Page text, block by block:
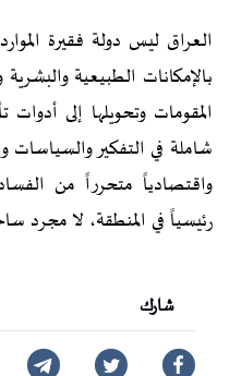
العراق ليس دولة فقيرة
بالإمكانات الطبيعية
المقومات وتحويلها إلى
شاملة في التفكير والسياسات
واقتصادياً متحرراً من
رئيسياً في المنطقة، لا مجرد
شارك